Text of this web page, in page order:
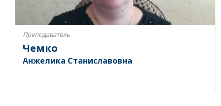
Преподаватель
Чемко
Анжелика Станиславовна